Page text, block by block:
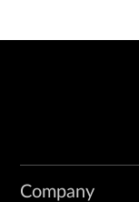
Company